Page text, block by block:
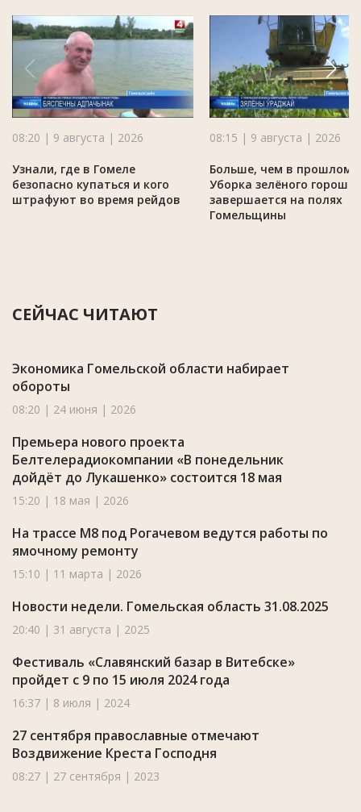
08:20 | 9 августа | 2026
Узнали, где в Гомеле
безопасно купаться и кого
штрафуют во время рейдов
08:15 | 9 августа | 2026
Больше, чем в прошлом
Уборка зелёного горошка
завершается на полях
Гомельщины
СЕЙЧАС ЧИТАЮТ
Экономика Гомельской области набирает
обороты
08:20 | 24 июня | 2026
Премьера нового проекта
Белтелерадиокомпании «В понедельник
дойдёт до Лукашенко» состоится 18 мая
15:20 | 18 мая | 2026
На трассе М8 под Рогачевом ведутся работы по
ямочному ремонту
15:10 | 11 марта | 2026
Новости недели. Гомельская область 31.08.2025
20:40 | 31 августа | 2025
Фестиваль «Славянский базар в Витебске»
пройдет с 9 по 15 июля 2024 года
16:37 | 8 июля | 2024
27 сентября православные отмечают
Воздвижение Креста Господня
08:27 | 27 сентября | 2023